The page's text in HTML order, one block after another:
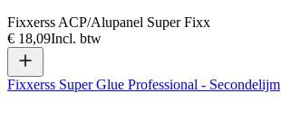
Fixxerss ACP/Alupanel Super Fixx
€ 18,09Incl. btw
Fixxerss Super Glue Professional - Secondelijm